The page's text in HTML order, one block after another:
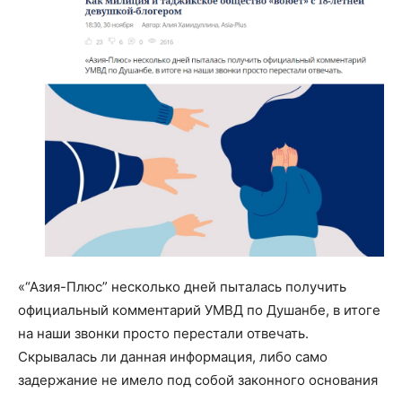
«“Азия-Плюс” несколько дней пыталась получить
официальный комментарий УМВД по Душанбе, в итоге
на наши звонки просто перестали отвечать.
Скрывалась ли данная информация, либо само
задержание не имело под собой законного основания